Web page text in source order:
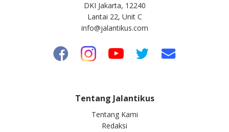
DKI Jakarta, 12240
Lantai 22, Unit C
info@jalantikus.com
Tentang Jalantikus
Tentang Kami
Redaksi